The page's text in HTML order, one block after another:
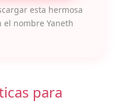
esta hermosa
el nombre Yaneth
para